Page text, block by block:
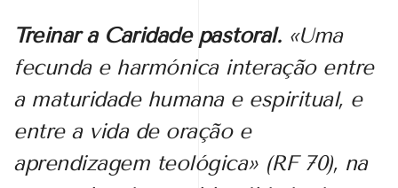
Treinar a Caridade pastoral.«Uma
fecunda e harmónica interação entre
a maturidade humana e espiritual, e
entre a vida de oração e
aprendizagem teológica» (RF 70), na